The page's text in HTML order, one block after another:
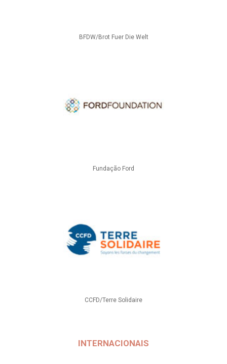
BFDW/Brot Fuer Die Welt
Fundação Ford
CCFD/Terre Solidaire
INTERNACIONAIS